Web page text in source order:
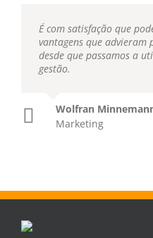
É com satisfação que
vantagens que advieram
desde que passamos a
gestão.
Wolfran
Marketing